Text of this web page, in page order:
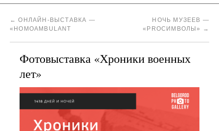
← ОНЛАЙН-ВЫСТАВКА —
«HOMOAMBULANT
НОЧЬ МУЗЕЕВ —
«PROСИМВОЛЫ»
→
Фотовыставка «Хроники военных
лет»